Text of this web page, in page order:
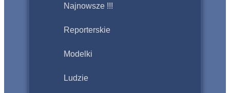
Najnowsze !!!
Reporterskie
Modelki
Ludzie